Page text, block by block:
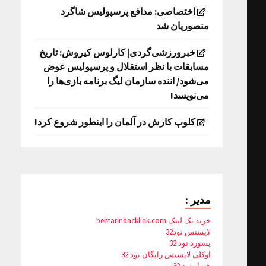
اختصاصی: مدافع پرسپولیس شاگرد
منصوریان شد
خبرورزشی‌گردی| کارلوس کیروش: تاریخ
مسابقات با نظر استقلال و پرسپولیس عوض
می‌شود/ اننده سازمان لیگ برنامه بازی‌ها را
می‌نویسد!
کلوپ کارش در آلمان را اینطور شروع کرد!
مدیر :
خرید بک لینک behtarinbacklink.com
لایسنس نود32
پسورد نود 32
اوکلی لایسنس رایگان نود 32